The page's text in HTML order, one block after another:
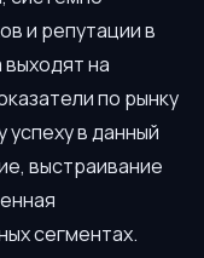
и репутации в
на
по рынку
успеху в данный
выстраивание
сегментах.